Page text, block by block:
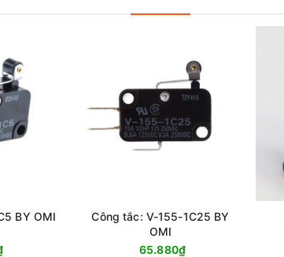
BY OMI
Công tắc: V-155-1C25 BY
OMI
65.880₫